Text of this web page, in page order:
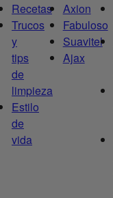
Recetas
Trucos
y
tips
de
limpieza
Estilo
de
vida
Axion
Fabuloso
Suavitel
Ajax